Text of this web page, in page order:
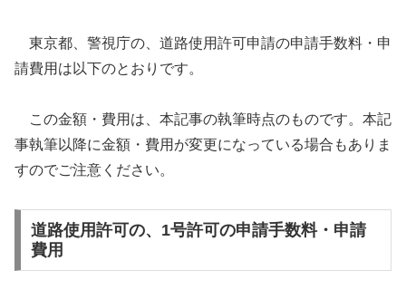
東京都、警視庁の、道路使用許可申請の申請手数料・申
請費用は以下のとおりです。
この金額・費用は、本記事の執筆時点のものです。本記
事執筆以降に金額・費用が変更になっている場合もありま
すのでご注意ください。
道路使用許可の、1号許可の申請手数料・申請
費用